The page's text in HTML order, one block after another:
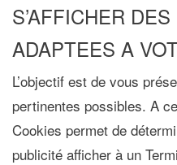
S’AFFICHER
ADAPTEES A
L’objectif est de vous
pertinentes possibles. A
Cookies permet de
publicité afficher à un